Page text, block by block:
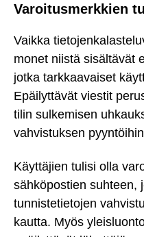
Varoitusmerkkien
Vaikka
monet niistä sisältävät
jotka tarkkaavaiset
Epäilyttävät viestit
tilin sulkemisen
vahvistuksen
Käyttäjien tulisi olla
sähköpostien suhteen,
tunnistetietojen
kautta. Myös